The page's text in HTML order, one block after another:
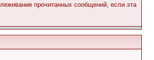
прочитанных сообщений, если эта